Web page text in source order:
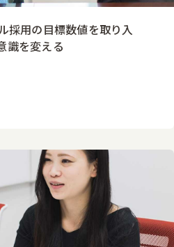
採用の目標数値を取り入
識を変える